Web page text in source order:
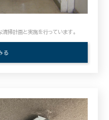
掃計画と実施を行っています。
る